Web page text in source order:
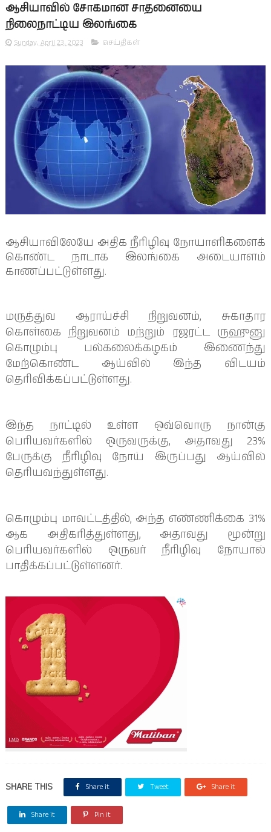
ஆசியாவில் சோகமான சாதனையை
நிலைநாட்டிய இலங்கை
Sunday, April 23, 2023 செய்திகள்
ஆசியாவிலேயே அதிக நீரிழிவு நோயாளிகளைக்
கொண்ட நாடாக இலங்கை அடையாளம்
காணப்பட்டுள்ளது.
மருத்துவ ஆராய்ச்சி நிறுவனம், சுகாதார
கொள்கை நிறுவனம் மற்றும் ரஜரட்ட ருஹுனு
கொழும்பு பல்கலைக்கழகம் இணைந்து
மேற்கொண்ட ஆய்வில் இந்த விடயம்
தெரிவிக்கப்பட்டுள்ளது.
இந்த நாட்டில் உள்ள ஒவ்வொரு நான்கு
பெரியவர்களில் ஒருவருக்கு, அதாவது 23%
பேருக்கு நீரிழிவு நோய் இருப்பது ஆய்வில்
தெரியவந்துள்ளது.
கொழும்பு மாவட்டத்தில், அந்த எண்ணிக்கை 31%
ஆக அதிகரித்துள்ளது, அதாவது மூன்று
பெரியவர்களில் ஒருவர் நீரிழிவு நோயால்
பாதிக்கப்பட்டுள்ளனர்.
SHARE THIS Share it Tweet Share it
Share it Pin it